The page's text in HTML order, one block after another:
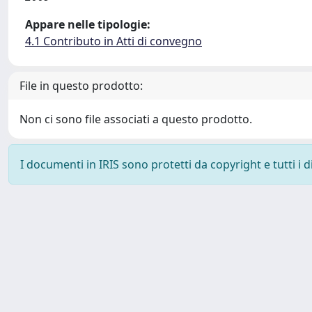
Appare nelle tipologie:
4.1 Contributo in Atti di convegno
File in questo prodotto:
Non ci sono file associati a questo prodotto.
I documenti in IRIS sono protetti da copyright e tutti i